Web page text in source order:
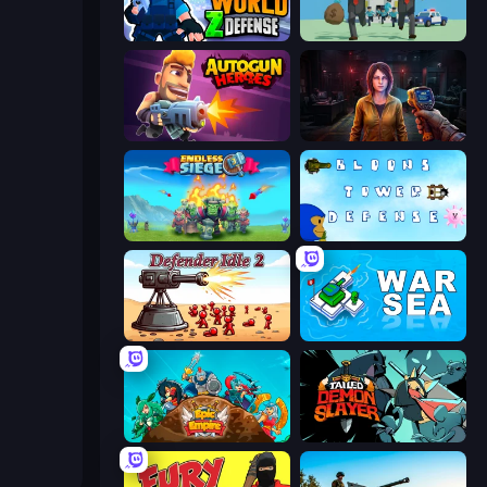
World Z Defense - Zombie Defense Bank Heist
Autogun Heroes Survival Zone Zombie Outbreak
Endless Siege
Defender Idle 2 War Sea
Epic Empire: Tower Defense Tailed Demon Slayer